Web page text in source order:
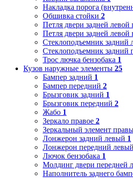
Накладка порога
Обшивка стойки 2
Петля двери задней левой
Петля двери задней
Стеклоподъемник задний
Стеклоподъемник задний
Трос лючка бензобака 1
Кузов наружные элементы 25
Бампер задний 1
Бампер передний 2
Брызговик задний 1
Брызговик передний 2
Жабо 1
Зеркало правое 2
Зеркальный элемент
Лонжерон задний левый 1
Лонжерон передний левый
Лючок бензобака 1
Молдинг двери передней
Наполнитель заднего